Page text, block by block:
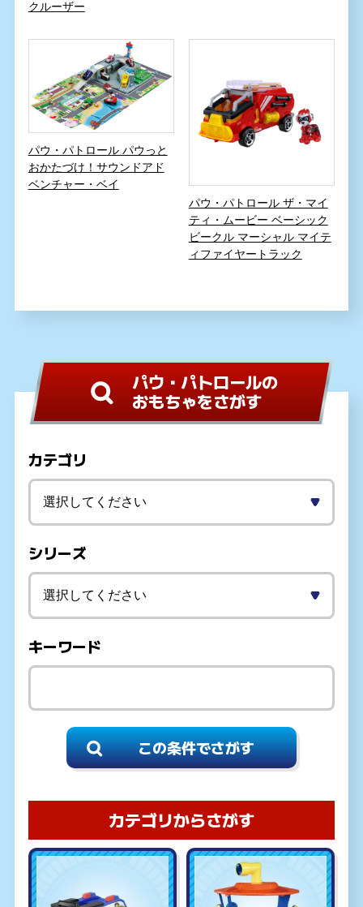
クルーザー
パウ・パトロール パウっと
おかたづけ！サウンドアド
ベンチャー・ベイ
パウ・パトロール ザ・マイ
ティ・ムービー ベーシック
ビークル マーシャル マイテ
ィファイヤートラック
パウ・パトロールの
おもちゃをさがす
カテゴリ
シリーズ
キーワード
カテゴリからさがす